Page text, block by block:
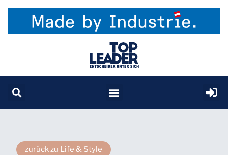
zurück zu Life & Style